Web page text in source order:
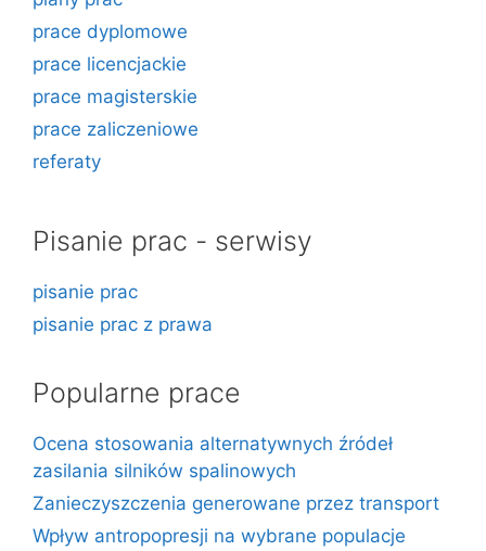
prace dyplomowe
prace licencjackie
prace magisterskie
prace zaliczeniowe
referaty
Pisanie prac - serwisy
pisanie prac
pisanie prac z prawa
Popularne prace
Ocena stosowania alternatywnych źródeł
zasilania silników spalinowych
Zanieczyszczenia generowane przez transport
Wpływ antropopresji na wybrane populacje